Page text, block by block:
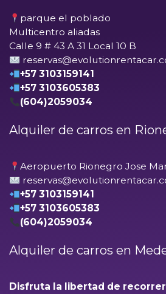
parque el poblado
Multicentro aliadas
Calle 9 # 43 A 31 Local 10 B
+57 3103159141
+57 3103605383
(604)2059034
Alquiler de carros en
Aeropuerto Rionegro Jose
+57 3103159141
+57 3103605383
(604)2059034
Alquiler de carros en
Disfruta la libertad de